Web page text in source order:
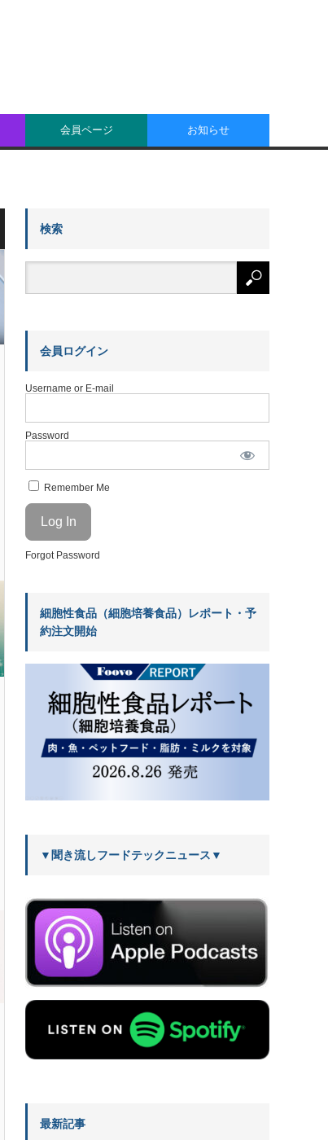
会員ページ お知らせ
検索
会員ログイン
Username or E-mail
Password
Remember Me
Forgot Password
細胞性食品（細胞培養食品）レポート・予
約注文開始
▼聞き流しフードテックニュース▼
最新記事